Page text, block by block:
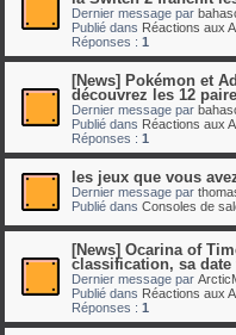
Dernier message par
Publié dans Réactions aux
Réponses : 1
[News] Pokémon et
découvrez les 12
Dernier message par
Publié dans Réactions aux
Réponses : 1
les jeux que vous
Dernier message par
Publié dans Consoles de
[News] Ocarina of
classification, sa
Dernier message par
Publié dans Réactions aux
Réponses : 1